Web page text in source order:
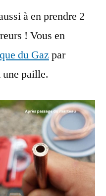
à en prendre 2
! Vous en
du Gaz par
une paille.